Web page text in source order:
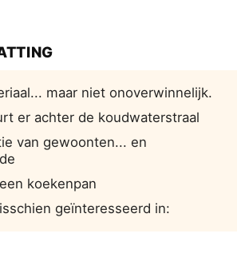
maar niet onoverwinnelijk.
er achter de koudwaterstraal
van gewoonten... en
koekenpan
geïnteresseerd in: